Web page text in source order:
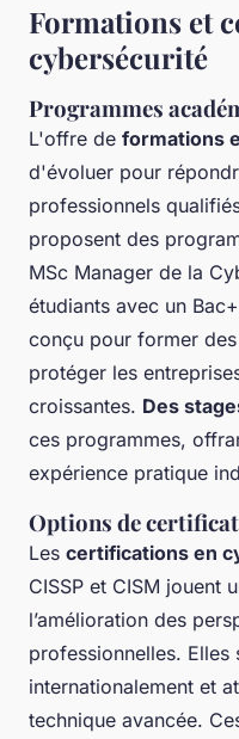
Formations et
cybersécurité
Programmes
L'offre de formations
d'évoluer pour
professionnels
proposent des
MSc Manager de la
étudiants avec un
conçu pour former
protéger les
croissantes. Des
ces programmes,
expérience pratique
Options de
Les certifications en
CISSP et CISM jouent
l’amélioration des
professionnelles. Elles
internationalement et
technique avancée.